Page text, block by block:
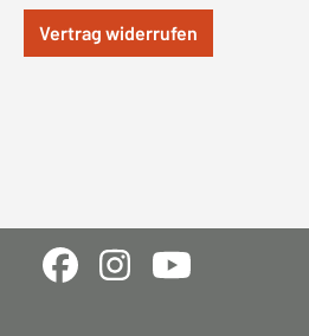
Vertrag widerrufen